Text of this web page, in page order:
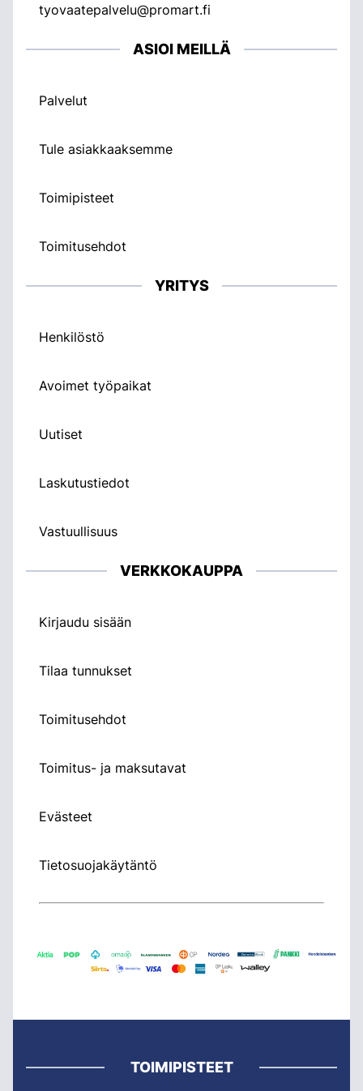
tyovaatepalvelu@promart.fi
ASIOI MEILLÄ
Palvelut
Tule asiakkaaksemme
Toimipisteet
Toimitusehdot
YRITYS
Henkilöstö
Avoimet työpaikat
Uutiset
Laskutustiedot
Vastuullisuus
VERKKOKAUPPA
Kirjaudu sisään
Tilaa tunnukset
Toimitusehdot
Toimitus- ja maksutavat
Evästeet
Tietosuojakäytäntö
TOIMIPISTEET